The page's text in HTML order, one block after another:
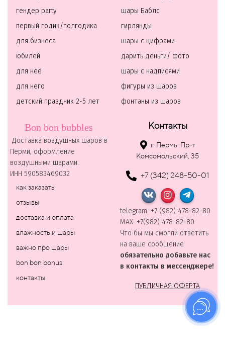
гендер party
первый годик/полгодика
для бизнеса
юбилей
для неё
для него
детский праздник 2-5 лет
шары Баблс
гирлянды
шары с цифрами
дарить деньги/ фото
шары с надписями
фигуры из шаров
фонтаны из шаров
Bon bon bubbles
Доставка воздушных шаров в
Перми, оформление
воздушными шарами.
ИНН 590583469032
как заказать
отзывы
доставка и оплата
влажность и шары
важно про шары
bon bon bonus
контакты
Контакты
г. Пермь. Пр-т
Комсомольский, 35
+7 (342) 248-50-01
telegram: +7 (982) 478-82-80
MAХ: +7(982) 478-82-80
Что бы мы смогли ответить
на ваше сообщение
обязательно добавьте нас
в контакты в мессенджере!
ПУБЛИЧНАЯ ОФЕРТА